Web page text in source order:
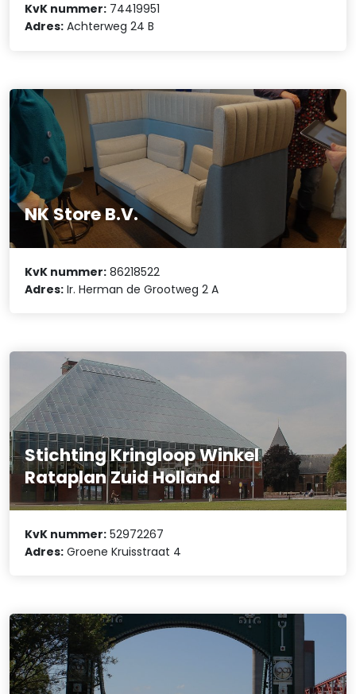
KvK nummer: 74419951
Adres: Achterweg 24 B
NK Store B.V.
KvK nummer: 86218522
Adres: Ir. Herman de Grootweg 2 A
Stichting Kringloop Winkel
Rataplan Zuid Holland
KvK nummer: 52972267
Adres: Groene Kruisstraat 4